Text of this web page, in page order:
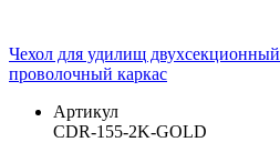
Чехол для удилищ
проволочный каркас
Артикул
CDR-155-2K-GOLD